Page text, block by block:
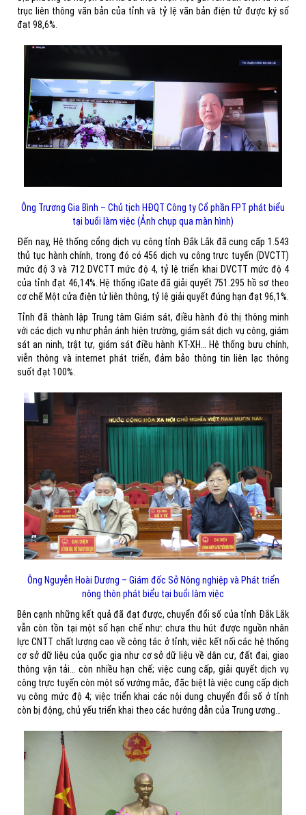
trục liên thông văn bản của tỉnh và tỷ lệ văn bản điện tử được ký số
đạt 98,6%.
Ông Trương Gia Bình – Chủ tịch HĐQT Công ty Cổ phần FPT phát biểu
tại buổi làm việc (Ảnh chụp qua màn hình)
Đến nay, Hệ thống cổng dịch vụ công tỉnh Đắk Lắk đã cung cấp 1.543
thủ tục hành chính, trong đó có 456 dịch vụ công trực tuyến (DVCTT)
mức độ 3 và 712 DVCTT mức độ 4, tỷ lệ triển khai DVCTT mức độ 4
của tỉnh đạt 46,14%. Hệ thống iGate đã giải quyết 751.295 hồ sơ theo
cơ chế Một cửa điện tử liên thông, tỷ lệ giải quyết đúng hạn đạt 96,1%.
Tỉnh đã thành lập Trung tâm Giám sát, điều hành đô thị thông minh
với các dịch vụ như phản ánh hiện trường, giám sát dịch vụ công, giám
sát an ninh, trật tự, giám sát điều hành KT-XH… Hệ thống bưu chính,
viễn thông và internet phát triển, đảm bảo thông tin liên lạc thông
suốt đạt 100%.
Ông Nguyễn Hoài Dương – Giám đốc Sở Nông nghiệp và Phát triển
nông thôn phát biểu tại buổi làm việc
Bên cạnh những kết quả đã đạt được, chuyển đổi số của tỉnh Đắk Lắk
vẫn còn tồn tại một số hạn chế như: chưa thu hút được nguồn nhân
lực CNTT chất lượng cao về công tác ở tỉnh; việc kết nối các hệ thống
cơ sở dữ liệu của quốc gia như cơ sở dữ liệu về dân cư, đất đai, giao
thông vận tải… còn nhiều hạn chế; việc cung cấp, giải quyết dịch vụ
công trực tuyến còn một số vướng mắc, đặc biệt là việc cung cấp dịch
vụ công mức độ 4; việc triển khai các nội dung chuyển đổi số ở tỉnh
còn bị động, chủ yếu triển khai theo các hướng dẫn của Trung ương…